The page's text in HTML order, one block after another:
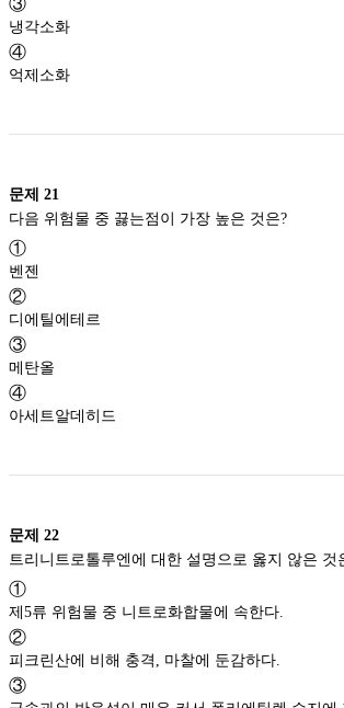
냉각소화
④
억제소화
문제 21
①
벤젠
②
디에틸에테르
③
메탄올
④
아세트알데히드
문제 22
①
제5류 위험물 중 니트로화합물에 속한다.
②
피크린산에 비해 충격, 마찰에 둔감하다.
③